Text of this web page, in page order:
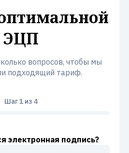
ЭЦП
вопросов, чтобы мы
подходящий тариф.
Шаг1из 4
электронная подпись?